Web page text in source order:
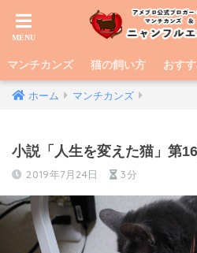
マンチカンズ 猫の飼い方 おす
ホーム マンチカンズ
小説「人生を変えた猫」第
2019年7月24日 3分